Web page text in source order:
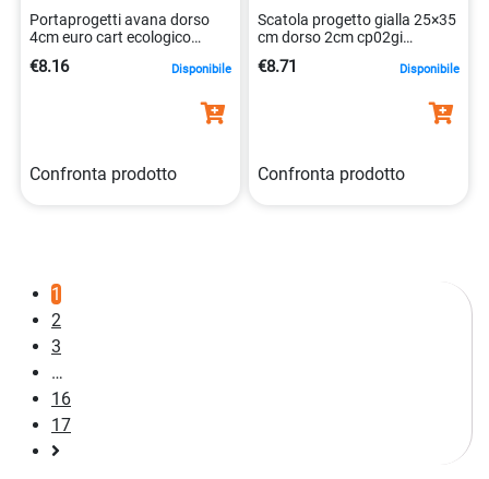
Portaprogetti avana dorso
4cm euro cart ecologico
35x25cm 8055731911981
€8.16 Disponibile
Confronta prodotto
Scatola progetto gialla 25×35
cm dorso 2cm cp02gi
8052286880083
€8.71 Disponibile
Confronta prodotto
1
2
3
16
17
Pagina